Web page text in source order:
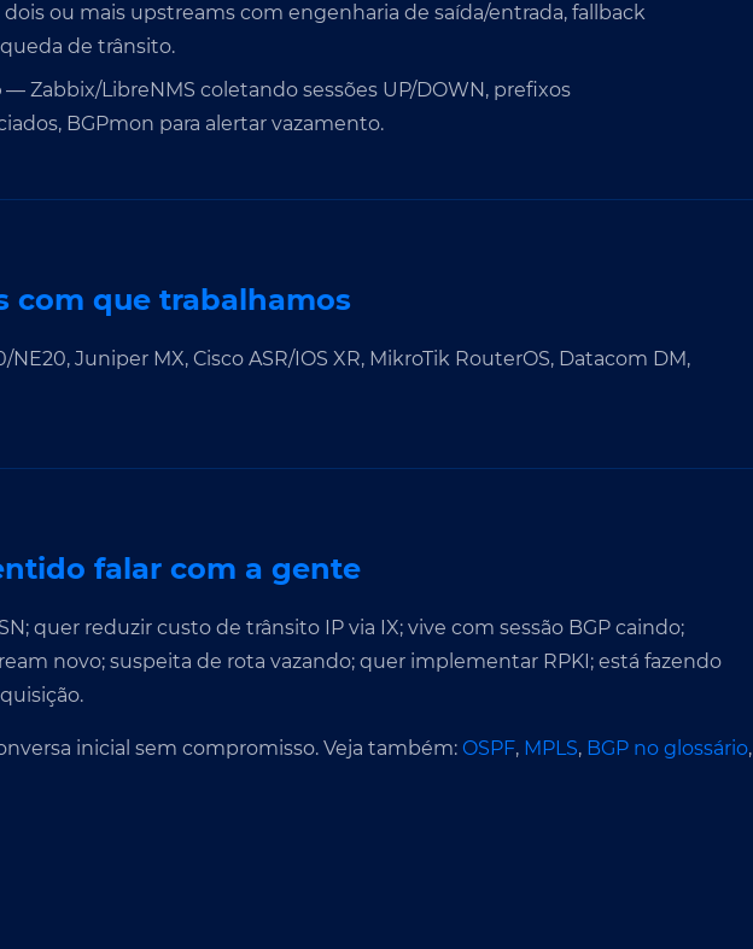
ou mais upstreams com engenharia de saída/entrada, fallback
de trânsito.
— Zabbix/LibreNMS coletando sessões UP/DOWN, prefixos
BGPmon para alertar vazamento.
com que trabalhamos
Juniper MX, Cisco ASR/IOS XR, MikroTik RouterOS, Datacom DM,
falar com a gente
quer reduzir custo de trânsito IP via IX; vive com sessão BGP caindo;
novo; suspeita de rota vazando; quer implementar RPKI; está fazendo
inicial sem compromisso. Veja também: OSPF, MPLS, BGP no glossário,